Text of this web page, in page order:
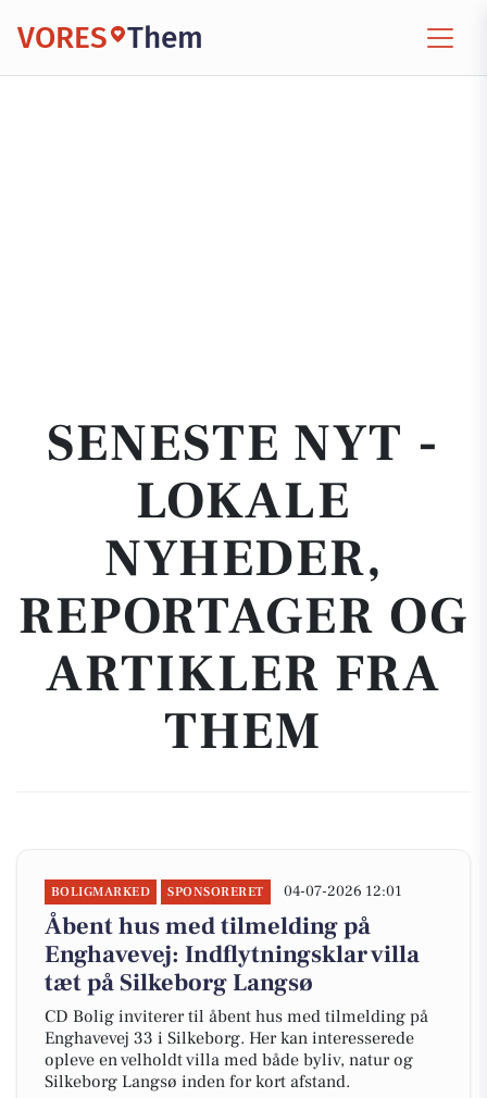
VORES Them
SENESTE NYT -
LOKALE
NYHEDER,
REPORTAGER OG
ARTIKLER FRA
THEM
BOLIGMARKED SPONSORERET 04-07-2026 12:01
Åbent hus med tilmelding på
Enghavevej: Indflytningsklar villa
tæt på Silkeborg Langsø
CD Bolig inviterer til åbent hus med tilmelding på
Enghavevej 33 i Silkeborg. Her kan interesserede
opleve en velholdt villa med både byliv, natur og
Silkeborg Langsø inden for kort afstand.